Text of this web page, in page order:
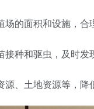
的面积和设施，合
种和驱虫，及时发
、土地资源等，降